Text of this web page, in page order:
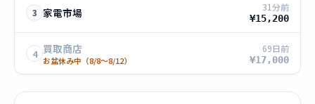
3 家電市場 31分前
¥15,200
4 買取商店
お盆休み中（8/8〜8/12）
69日前
¥17,000